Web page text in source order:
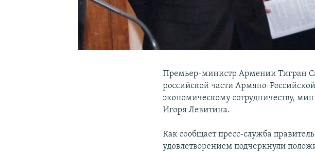
Премьер-министр Армении Тигран
российской части Армяно-
экономическому сотрудничеству,
Игоря Левитина.
Как сообщает пресс-служба
удовлетворением подчеркнули